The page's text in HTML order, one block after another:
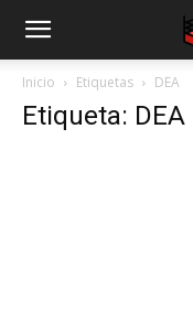
Inicio Etiquetas DEA
Etiqueta: DEA